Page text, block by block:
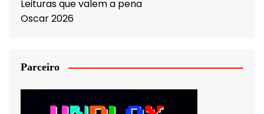
Leituras que valem a pena
Oscar 2026
Parceiro